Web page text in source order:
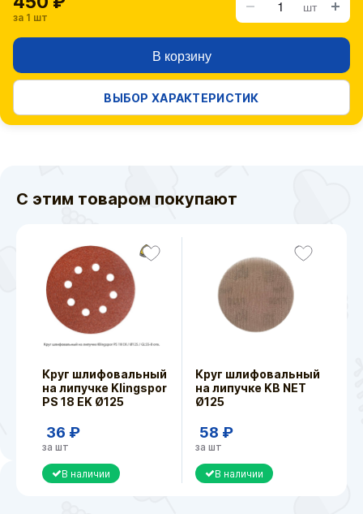
за 1 шт
шт
В корзину
ВЫБОР ХАРАКТЕРИСТИК
С этим товаром покупают
Круг шлифовальный
на липучке Klingspor
PS 18 EK Ø125
36 ₽
за шт
В наличии
Круг шлифовальный
на липучке KB NET
Ø125
58 ₽
за шт
В наличии